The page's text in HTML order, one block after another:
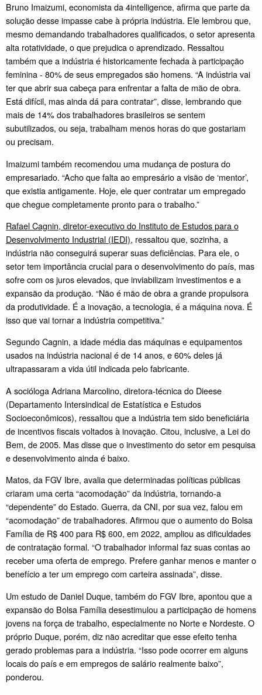
Bruno Imaizumi, economista da 4intelligence, afirma que parte da
solução desse impasse cabe à própria indústria. Ele lembrou que,
mesmo demandando trabalhadores qualificados, o setor apresenta
alta rotatividade, o que prejudica o aprendizado. Ressaltou
também que a indústria é historicamente fechada à participação
feminina - 80% de seus empregados são homens. “A indústria vai
ter que abrir sua cabeça para enfrentar a falta de mão de obra.
Está difícil, mas ainda dá para contratar”, disse, lembrando que
mais de 14% dos trabalhadores brasileiros se sentem
subutilizados, ou seja, trabalham menos horas do que gostariam
ou precisam.
Imaizumi também recomendou uma mudança de postura do
empresariado. “Acho que falta ao empresário a visão de ‘mentor’,
que existia antigamente. Hoje, ele quer contratar um empregado
que chegue completamente pronto para o trabalho.”
Rafael Cagnin, diretor-executivo do Instituto de Estudos para o
Desenvolvimento Industrial (IEDI), ressaltou que, sozinha, a
indústria não conseguirá superar suas deficiências. Para ele, o
setor tem importância crucial para o desenvolvimento do país, mas
sofre com os juros elevados, que inviabilizam investimentos e a
expansão da produção. “Não é mão de obra a grande propulsora
da produtividade. É a inovação, a tecnologia, é a máquina nova. É
isso que vai tornar a indústria competitiva.”
Segundo Cagnin, a idade média das máquinas e equipamentos
usados na indústria nacional é de 14 anos, e 60% deles já
ultrapassaram a vida útil indicada pelo fabricante.
A socióloga Adriana Marcolino, diretora-técnica do Dieese
(Departamento Intersindical de Estatística e Estudos
Socioeconômicos), ressaltou que a indústria tem sido beneficiária
de incentivos fiscais voltados à inovação. Citou, inclusive, a Lei do
Bem, de 2005. Mas disse que o investimento do setor em pesquisa
e desenvolvimento ainda é baixo.
Matos, da FGV Ibre, avalia que determinadas políticas públicas
criaram uma certa “acomodação” da indústria, tornando-a
“dependente” do Estado. Guerra, da CNI, por sua vez, falou em
“acomodação” de trabalhadores. Afirmou que o aumento do Bolsa
Família de R$ 400 para R$ 600, em 2022, ampliou as dificuldades
de contratação formal. “O trabalhador informal faz suas contas ao
receber uma oferta de emprego. Prefere ganhar menos e manter o
benefício a ter um emprego com carteira assinada”, disse.
Um estudo de Daniel Duque, também do FGV Ibre, apontou que a
expansão do Bolsa Família desestimulou a participação de homens
jovens na força de trabalho, especialmente no Norte e Nordeste. O
próprio Duque, porém, diz não acreditar que esse efeito tenha
gerado problemas para a indústria. “Isso pode ocorrer em alguns
locais do país e em empregos de salário realmente baixo”,
ponderou.